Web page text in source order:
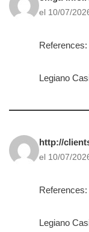
el 10/07/
References:
Legiano
http://
el 10/07/
References:
Legiano